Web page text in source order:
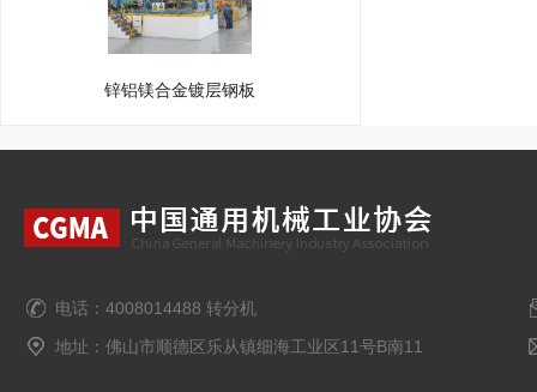
锌铝镁合金镀层钢板
电话：4008014488 转分机
地址：佛山市顺德区乐从镇细海工业区11号B南11